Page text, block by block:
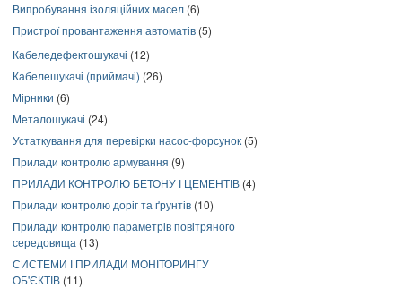
Випробування ізоляційних масел (6)
Пристрої провантаження автоматів (5)
Кабеледефектошукачі (12)
Кабелешукачі (приймачі) (26)
Мірники (6)
Металошукачі (24)
Устаткування для перевірки насос-форсунок (5)
Прилади контролю армування (9)
ПРИЛАДИ КОНТРОЛЮ БЕТОНУ І ЦЕМЕНТІВ (4)
Прилади контролю доріг та ґрунтів (10)
Прилади контролю параметрів повітряного
середовища (13)
СИСТЕМИ І ПРИЛАДИ МОНІТОРИНГУ
ОБ'ЄКТІВ (11)